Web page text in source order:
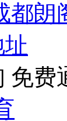
都朗
免费